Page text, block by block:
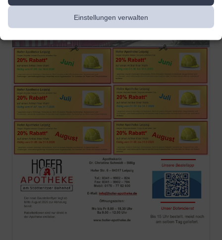
Einstellungen verwalten